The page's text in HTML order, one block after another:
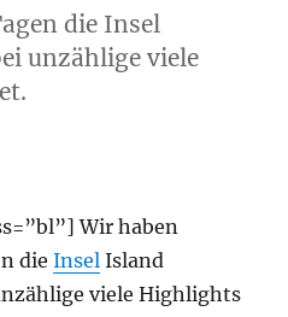
die Insel
unzählige viele
Wir haben
dieInsel Island
viele Highlights